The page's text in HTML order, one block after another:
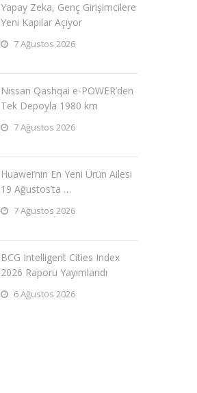
Yapay Zeka, Genç Girişimcilere
Yeni Kapılar Açıyor
7 Ağustos 2026
Nissan Qashqai e-POWER’den
Tek Depoyla 1980 km
7 Ağustos 2026
Huawei’nin En Yeni Ürün Ailesi
19 Ağustos’ta …
7 Ağustos 2026
BCG Intelligent Cities Index
2026 Raporu Yayımlandı
6 Ağustos 2026